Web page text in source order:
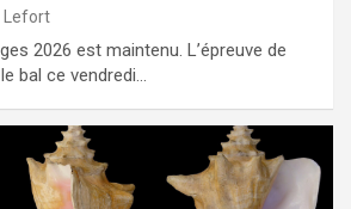
Lefort
2026 est maintenu. L’épreuve de
bal ce vendredi…